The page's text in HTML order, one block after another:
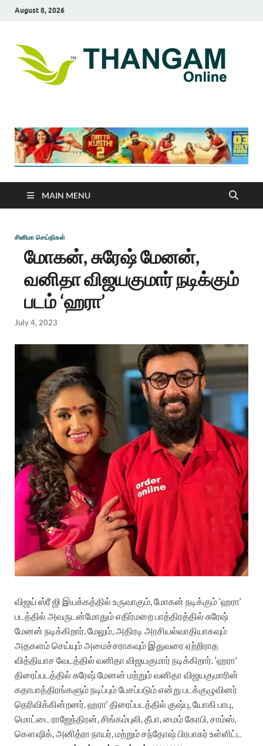
August 8, 2026
MAIN MENU
சினிமா செய்திகள்
மோகன், சுரேஷ் மேனன்,
வனிதா விஜயகுமார் நடிக்கும்
படம் ‘ஹரா’
July 4, 2023
விஜய் ஸ்ரீஜி இயக்கத்தில் உருவாகும் மோகன் நடிக்கும்‘ஹரா‘
படத்தில் அவருடன்மோதும்எதிர்மறைபாத்திரத்தில் சுரேஷ்
மேனன் நடிக்கிறார் மேலும் அதிரடி அரசியல்வாதியாகவும்
அதகளம்செய்யும்அமைச்சராகவும் இதுவரைஏற்றிராத
வித்தியாச வேடத்தில் வனிதாவிஜயகுமார்நடிக்கிறார் . ‘ஹரா‘
திரைப்படத்தில் சுரேஷ் மேனன் மற்றும்வனிதாவிஜயகுமாரின்
கதாபாத்திரங்களும்நடிப்பும்பேசப்படும்என்று படக்குழுவினர்
தெரிவிக்கின்றனர் ஹரா‘திரைப்படத்தில் குஷ்பு யோகி பாபு
மொட்டை ராஜேந்திரன் சிங்கம்புலி தீபா மைம்கோபி சாம்ஸ்
கௌஷிக் அனித்ராநாயர் மற்றும்சந்தோஷ் பிரபாகர்உள்ளிட்ட